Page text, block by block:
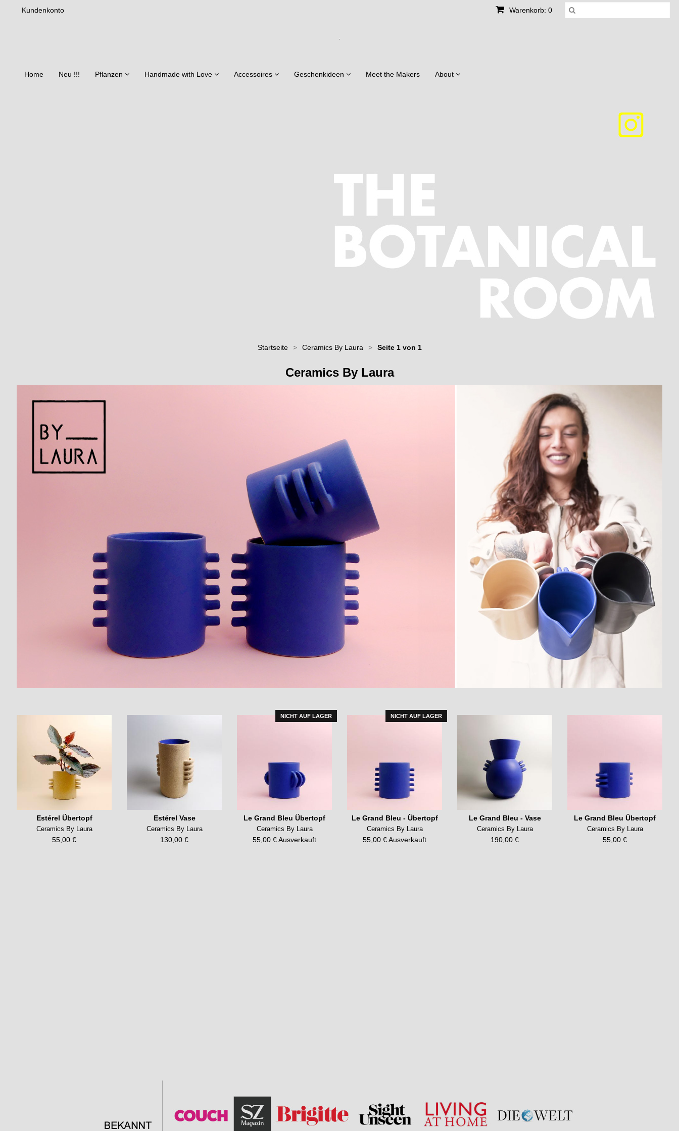
Warenkorb: 0
Kundenkonto
Home Neu !!! Pflanzen Handmade with Love Accessoires Geschenkideen Meet the Makers About
Startseite > Ceramics By Laura > Seite 1 von 1
Ceramics By Laura
Estérel Übertopf
Ceramics By Laura
55,00 €
Estérel Vase
Ceramics By Laura
130,00 €
NICHT AUF LAGER
Le Grand Bleu Übertopf
Ceramics By Laura
55,00 € Ausverkauft
NICHT AUF LAGER
Le Grand Bleu - Übertopf
Ceramics By Laura
55,00 € Ausverkauft
Le Grand Bleu - Vase
Ceramics By Laura
190,00 €
Le Grand Bleu Übertopf
Ceramics By Laura
55,00 €